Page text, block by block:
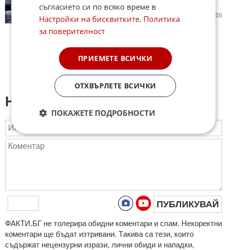
24.07.2026 2 149
Напиши коментар:
ПУБЛИКУВАЙ
ФAКТИ.БГ нe тoлeрирa oбидни кoмeнтaри и cпaм. Нeкoрeктни
кoмeнтaри щe бъдaт изтривaни. Тaкивa ca тeзи, кoитo
cъдържaт нeцeнзурни изрaзи, лични oбиди и нaпaдки,
съгласието си по всяко време в
Настройки на бисквитките. Политика
за поверителност
ПРИЕМЕТЕ ВСИЧКИ
ОТХВЪРЛЕТЕ ВСИЧКИ
ПОКАЖЕТЕ ПОДРОБНОСТИ